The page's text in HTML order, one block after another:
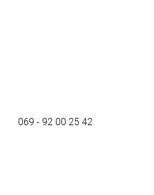
069 - 92 00 25 42